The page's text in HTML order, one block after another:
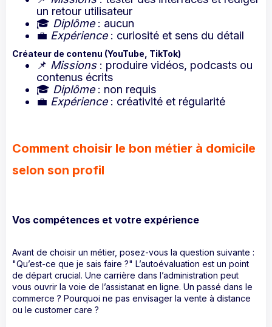
un retour utilisateur
🎓 Diplôme: aucun
💼 Expérience: curiosité et sens du détail
Créateur de contenu (YouTube, TikTok)
📌 Missions: produire vidéos, podcasts ou
contenus écrits
🎓 Diplôme: non requis
💼 Expérience: créativité et régularité
Comment choisir le bon métier à domicile
selon son profil
Vos compétences et votre expérience
Avant de choisir un métier, posez-vous la question suivante :
"Qu’est-ce que je sais faire ?" L’autoévaluation est un point
de départ crucial. Une carrière dans l’administration peut
vous ouvrir la voie de l’assistanat en ligne. Un passé dans le
commerce ? Pourquoi ne pas envisager la vente à distance
ou le customer care ?